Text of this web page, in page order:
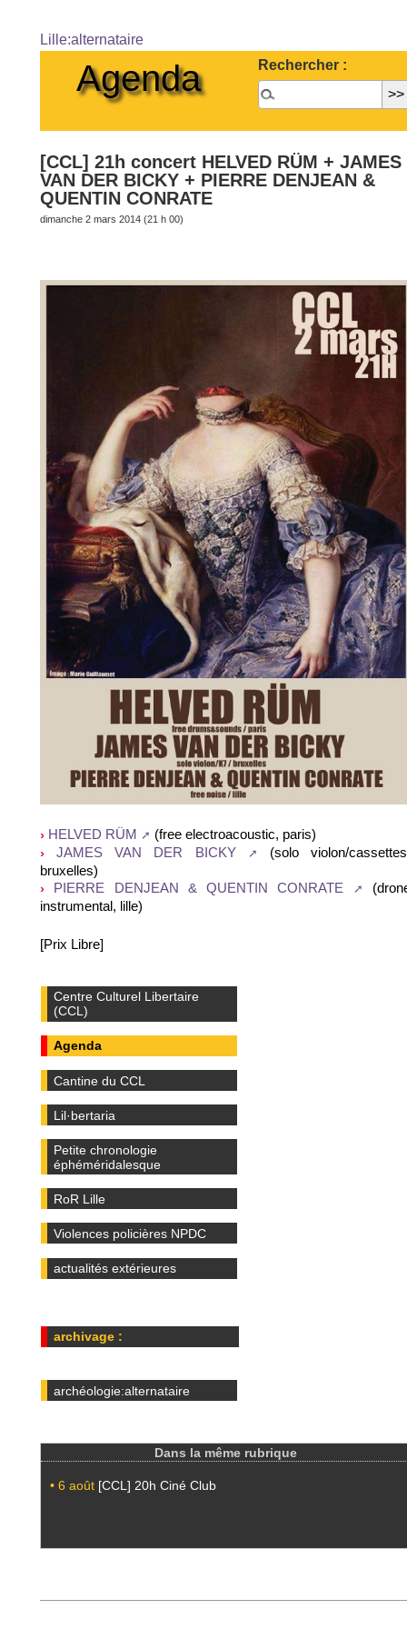
Lille:alternataire
Agenda Rechercher :
[CCL] 21h concert HELVED RÜM + JAMES
VAN DER BICKY + PIERRE DENJEAN &
QUENTIN CONRATE
dimanche 2 mars 2014 (21 h 00)
HELVED RÜM (free electroacoustic, paris)
JAMES VAN DER BICKY
(solo violon/
bruxelles)
PIERRE DENJEAN & QUENTIN CONRATE
instrumental, lille)
[Prix Libre]
Centre Culturel Libertaire
(CCL)
Agenda
Cantine du CCL
Lil·bertaria
Petite chronologie
éphéméridalesque
RoR Lille
Violences policières NPDC
actualités extérieures
archivage :
archéologie:alternataire
Dans la même rubrique
• 6 août [CCL] 20h Ciné Club